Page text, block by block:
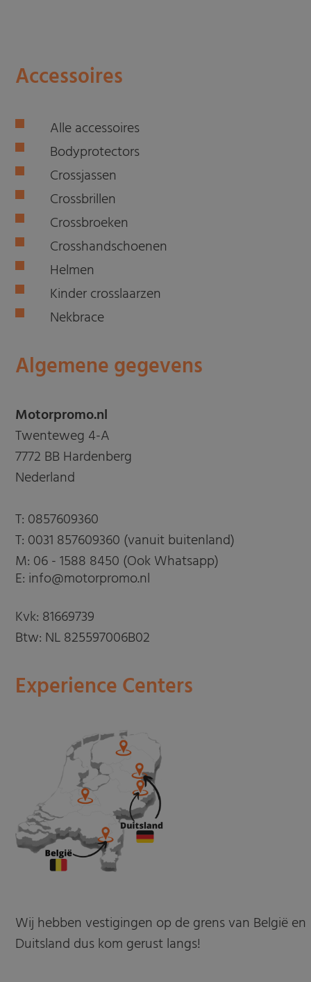
Accessoires
Alle accessoires
Bodyprotectors
Crossjassen
Crossbrillen
Crossbroeken
Crosshandschoenen
Helmen
Kinder crosslaarzen
Nekbrace
Algemene gegevens
Motorpromo.nl
Twenteweg 4-A
7772 BB Hardenberg
Nederland
T: 0857609360
T: 0031 857609360 (vanuit buitenland)
M: 06 - 1588 8450 (Ook Whatsapp)
E: info@motorpromo.nl
Kvk: 81669739
Btw: NL 825597006B02
Experience Centers
Wij hebben vestigingen op de grens van België en
Duitsland dus kom gerust langs!